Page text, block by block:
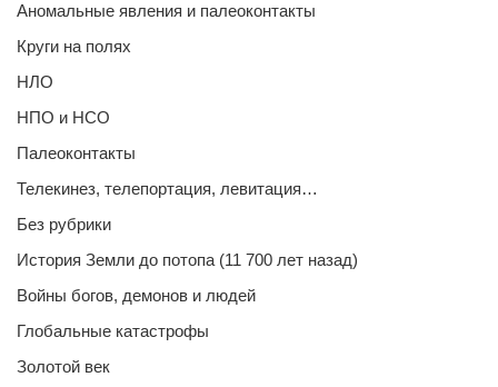
Аномальные явления и палеоконтакты
Круги на полях
НЛО
НПО и НСО
Палеоконтакты
Телекинез, телепортация, левитация…
Без рубрики
История Земли до потопа (11 700 лет назад)
Войны богов, демонов и людей
Глобальные катастрофы
Золотой век